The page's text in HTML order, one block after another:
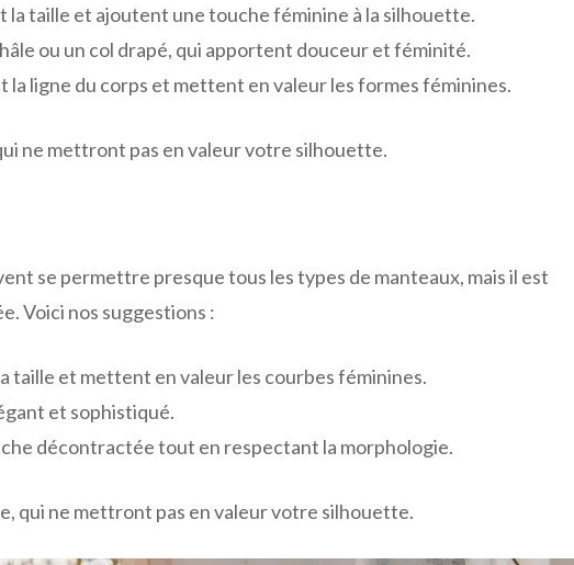
la taille et ajoutent une touche féminine à la silhouette.
ou un col drapé, qui apportent douceur et féminité.
ligne du corps et mettent en valeur les formes féminines.
ne mettront pas en valeur votre silhouette.
se permettre presque tous les types de manteaux, mais il est
Voici nos suggestions :
taille et mettent en valeur les courbes féminines.
et sophistiqué.
décontractée tout en respectant la morphologie.
qui ne mettront pas en valeur votre silhouette.